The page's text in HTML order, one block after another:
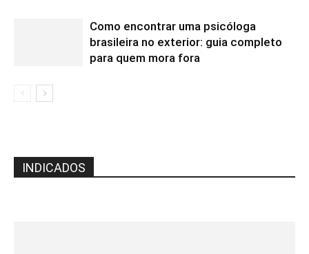
Como encontrar uma psicóloga
brasileira no exterior: guia completo
para quem mora fora
INDICADOS